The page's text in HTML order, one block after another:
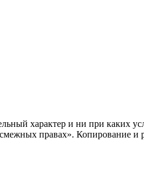
характер и ни при каких
правах». Копирование и